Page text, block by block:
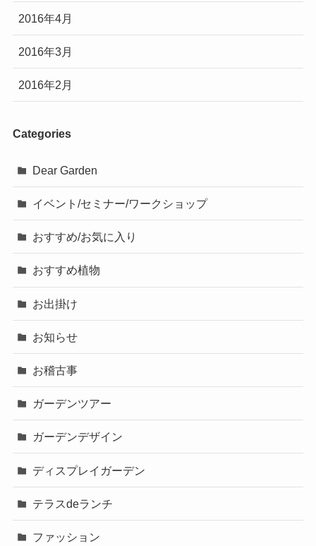
2016年4月
2016年3月
2016年2月
Categories
Dear Garden
イベント/セミナー/ワークショップ
おすすめ/お気に入り
おすすめ植物
お出掛け
お知らせ
お稽古事
ガーデンツアー
ガーデンデザイン
ディスプレイガーデン
テラスdeランチ
ファッション